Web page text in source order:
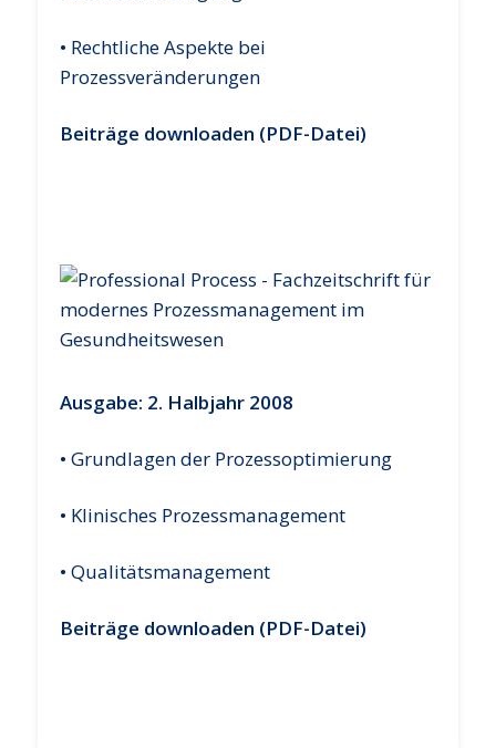
• Rechtliche Aspekte bei
Prozessveränderungen
Beiträge downloaden (PDF-Datei)
Ausgabe: 2. Halbjahr 2008
• Grundlagen der Prozessoptimierung
• Klinisches Prozessmanagement
• Qualitätsmanagement
Beiträge downloaden (PDF-Datei)